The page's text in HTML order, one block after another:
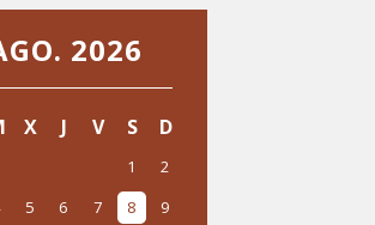
2026
X J V S D
1
2
5 6 7 8
9